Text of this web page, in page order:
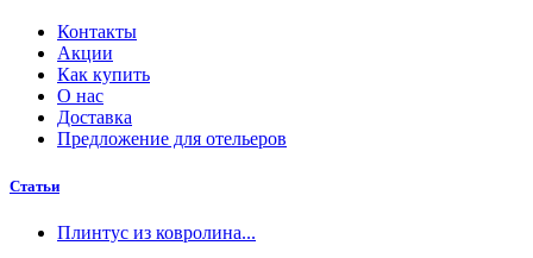
Контакты
Акции
Как купить
О нас
Доставка
Предложение для отельеров
Статьи
Плинтус из ковролина...